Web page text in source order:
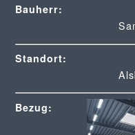
Bauherr:
Standort:
Bezug: